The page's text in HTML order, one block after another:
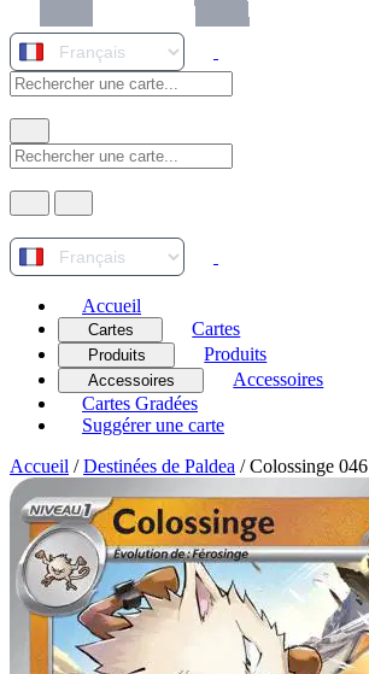
Accueil
Cartes Cartes
Produits Produits
Accessoires
Accessoires
Cartes Gradées
Suggérer une carte
Accueil / Destinées de Paldea / Colossinge 046